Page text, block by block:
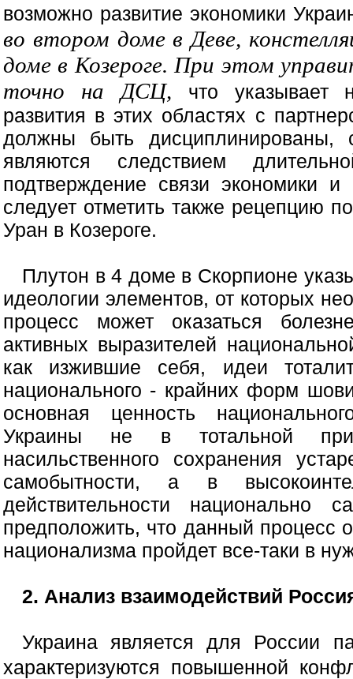
возможно развитие экономики
во втором доме в Деве,
доме в Козероге. При этом
точно на ДСЦ, что указывает
развития в этих областях с
должны быть дисциплинированы,
являются следствием
подтверждение связи экономики и
следует отметить также рецепцию
Уран в Козероге.
Плутон в 4 доме в Скорпионе
идеологии элементов, от которых
процесс может оказаться
активных выразителей
как изжившие себя, идеи
национального - крайних форм
основная ценность
Украины не в тотальной
насильственного сохранения
самобытности, а в
действительности национально
предположить, что данный процесс
национализма пройдет все-таки в
2. Анализ взаимодействий
Украина является для России
характеризуются повышенной